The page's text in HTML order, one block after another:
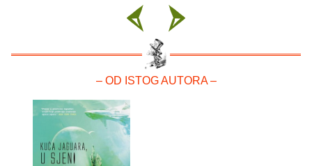
– OD ISTOG AUTORA –